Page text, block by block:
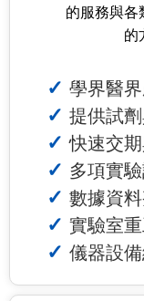
的服務與
的
學界醫
提供試
快速交
多項實
數據資
實驗室
儀器設